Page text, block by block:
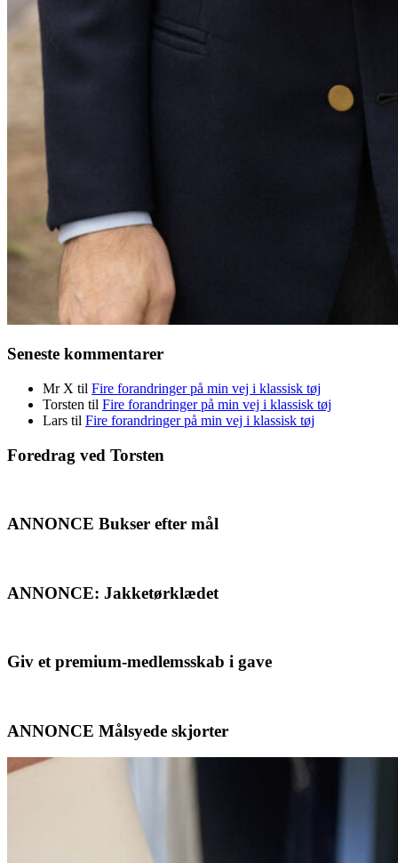
Seneste kommentarer
Mr X til Fire forandringer på min vej i klassisk tøj
Torsten til Fire forandringer på min vej i klassisk tøj
Lars til Fire forandringer på min vej i klassisk tøj
Foredrag ved Torsten
ANNONCE Bukser efter mål
ANNONCE: Jakketørklædet
Giv et premium-medlemsskab i gave
ANNONCE Målsyede skjorter